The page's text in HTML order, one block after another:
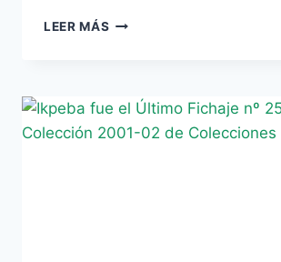
LEER MÁS ESTAMPAS